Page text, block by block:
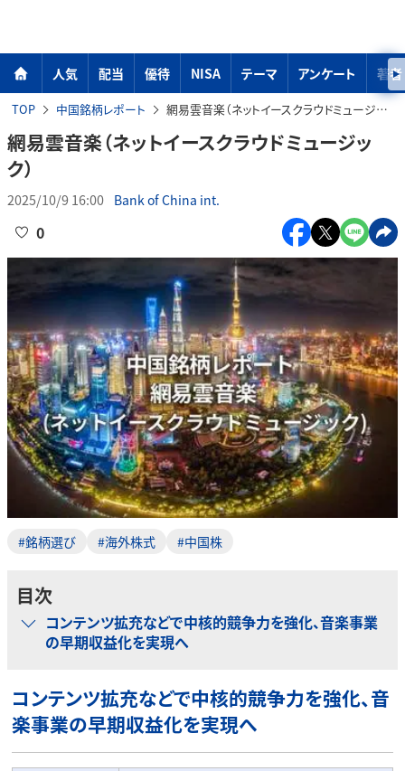
人気 配当 優待 NISA テーマ アンケート 著者
TOP 中国銘柄レポート 網易雲音楽（ネットイースクラウドミュージック）
網易雲音楽（ネットイースクラウドミュージッ
ク）
2025/10/9 16:00 Bank of China int.
0
#銘柄選び #海外株式 #中国株
目次
コンテンツ拡充などで中核的競争力を強化、音楽事業
の早期収益化を実現へ
コンテンツ拡充などで中核的競争力を強化、音
楽事業の早期収益化を実現へ